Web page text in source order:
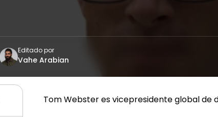
Editado por
Vahe Arabian
Tom Webster es vicepresidente global de